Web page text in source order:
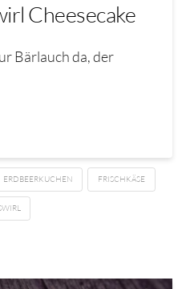
Cheesecake
Bärlauch da, der
ERDBEERKUCHEN FRISCHKÄSE